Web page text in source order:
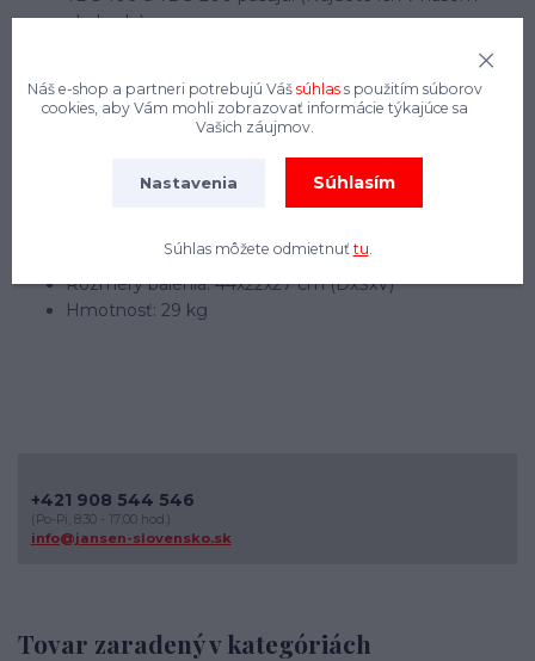
obchode)
Hĺbka vŕtania: cca 1,25 m
Rýchlosť otáčania: 5-300 ot./min.
Výkon: max. 10 kW
Prevádzkový tlak: 180 barov
litrov/minútu
Rozmery balenia: 44x22x27 cm (DxŠxV)
Hmotnosť: 29 kg
Tovar zaradený v kategóriách
+421 908 544 546
(Po-Pi, 8:30 - 17:00 hod.)
info@jansen-slovensko.sk
Náš e-shop a partneri potrebujú Vášsúhlas s použitím súborov
cookies, aby Vám mohli zobrazovať informácie týkajúce sa
Vašich záujmov.
Nastavenia Súhlasím
Súhlas môžete odmietnuť tu